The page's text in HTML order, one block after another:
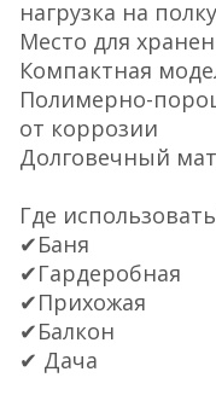
нагрузка на
Место для
Компактная
Полимерно-
от коррозии
Долговечный
Где
✔Баня
✔Гардеробная
✔Прихожая
✔Балкон
✔ Дача